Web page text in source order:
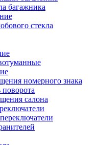
багажника
стекла
номерного знака
салона